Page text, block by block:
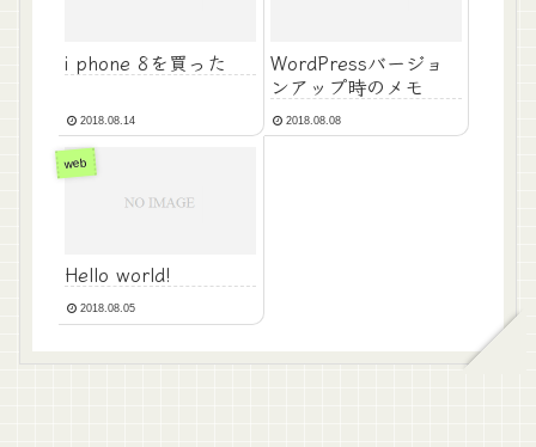
i phone 8を買った
2018.08.14
WordPressバージョ
ンアップ時のメモ
2018.08.08
web
Hello world!
2018.08.05